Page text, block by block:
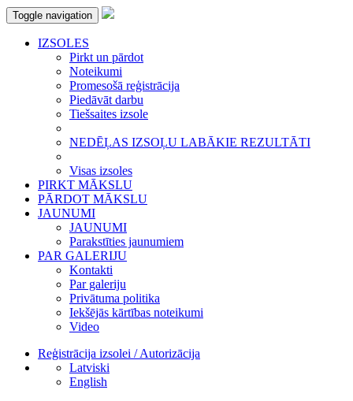
Toggle navigation
IZSOLES
Pirkt un pārdot
Noteikumi
Promesošā reģistrācija
Piedāvāt darbu
Tiešsaites izsole
NEDĒĻAS IZSOĻU LABĀKIE REZULTĀTI
Visas izsoles
PIRKT MĀKSLU
PĀRDOT MĀKSLU
JAUNUMI
JAUNUMI
Parakstīties jaunumiem
PAR GALERIJU
Kontakti
Par galeriju
Privātuma politika
Iekšējās kārtības noteikumi
Video
Reģistrācija izsolei / Autorizācija
Latviski
English